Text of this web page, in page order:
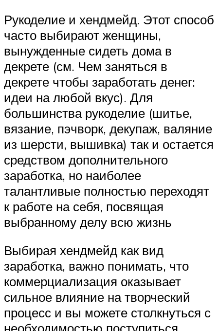
Рукоделие и хендмейд. Этот способ
часто выбирают женщины,
вынужденные сидеть дома в
декрете (см. Чем заняться в
декрете чтобы заработать денег:
идеи на любой вкус). Для
большинства рукоделие (шитье,
вязание, пэчворк, декупаж, валяние
из шерсти, вышивка) так и остается
средством дополнительного
заработка, но наиболее
талантливые полностью переходят
к работе на себя, посвящая
выбранному делу всю жизнь
Выбирая хендмейд как вид
заработка, важно понимать, что
коммерциализация оказывает
сильное влияние на творческий
процесс и вы можете столкнуться с